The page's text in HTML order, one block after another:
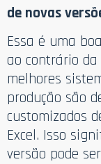
de novas
Essa é uma
ao contrário da
melhores
produção são
customizados
Excel. Isso
versão pode